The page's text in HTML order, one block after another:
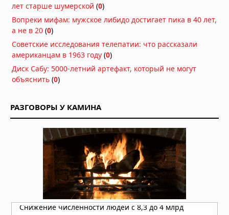
Магнитное поле Земли
контролирует ваш разум и решения
Секрет мотивации раскрыт: в мозге
есть особые клетки
слабых социальных связей,
выяснили учёные
Вчера в 08:08
Эль-Ниньо 2026 года не станет
супер-Эль-Ниньо, заявил учёный
05.08.2026 в 09:30
На Таманском полуострове найдены
останки древних слонов — предков
мамонтов
лет старше шумерской (0)
Вопреки мифам: мужское либидо достигает пика в 40 лет,
а не в 20 (0)
Советские исследования телепатии: что рассказали
американцам в 1963 году (0)
Диск Сабу: 5000-летний артефакт, который не могут
объяснить (0)
РАЗГОВОРЫ У КАМИНА